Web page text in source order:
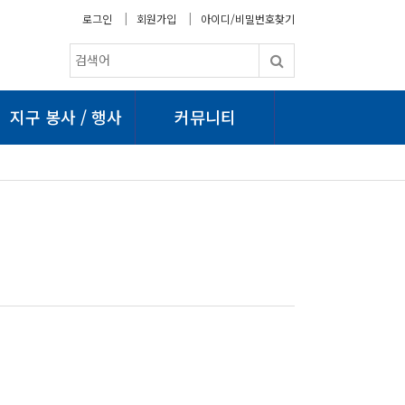
로그인 회원가입 아이디/비밀번호찾기
지구 봉사 / 행사 커뮤니티